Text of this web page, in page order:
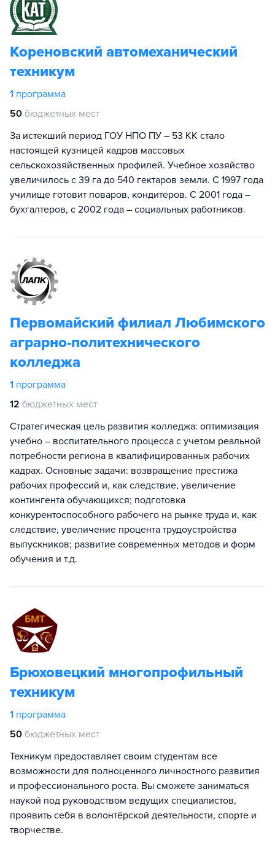
Кореновский автомеханический
техникум
1 программа
50 бюджетных мест
За истекший период ГОУ НПО ПУ – 53 КК стало
настоящей кузницей кадров массовых
сельскохозяйственных профилей. Учебное хозяйство
увеличилось с 39 га до 540 гектаров земли. С 1997 года
училище готовит поваров, кондитеров. С 2001 года –
бухгалтеров, с 2002 года – социальных работников.
Первомайский филиал Любимского
аграрно-политехнического
колледжа
1 программа
12 бюджетных мест
Стратегическая цель развития колледжа: оптимизация
учебно – воспитательного процесса с учетом реальной
потребности региона в квалифицированных рабочих
кадрах. Основные задачи: возвращение престижа
рабочих профессий и, как следствие, увеличение
контингента обучающихся; подготовка
конкурентоспособного рабочего на рынке труда и, как
следствие, увеличение процента трудоустройства
выпускников; развитие современных методов и форм
обучения и т.д.
Брюховецкий многопрофильный
техникум
1 программа
50 бюджетных мест
Техникум предоставляет своим студентам все
возможности для полноценного личностного развития
и профессионального роста. Вы сможете заниматься
наукой под руководством ведущих специалистов,
проявить себя в волонтёрской деятельности, спорте и
творчестве.